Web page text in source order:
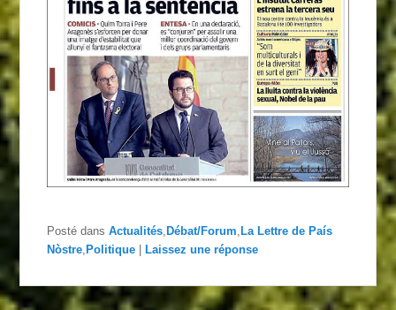
Posté dans Actualités ,Débat/Forum ,La Lettre de País
Nòstre ,Politique |Laissez une réponse